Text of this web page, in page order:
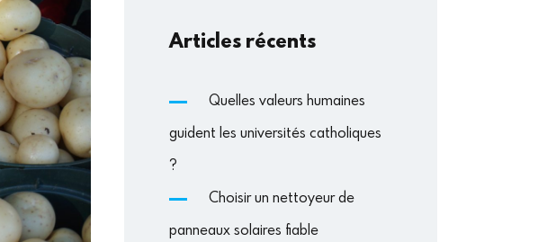
Articles récents
Quelles valeurs humaines
guident les universités catholiques
?
Choisir un nettoyeur de
panneaux solaires fiable